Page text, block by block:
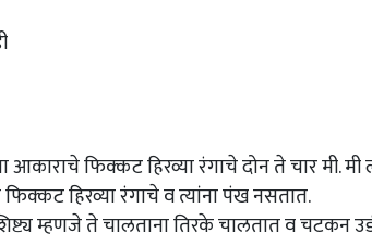
आकाराचे फिक्कट हिरव्या रंगाचे दोन ते चार मी.
हिरव्या रंगाचे व त्यांना पंख नसतात.
म्हणजे ते चालताना तिरके चालतात व चटकन